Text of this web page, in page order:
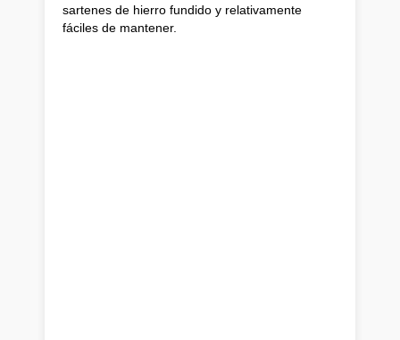
sartenes de hierro fundido y relativamente
fáciles de mantener.